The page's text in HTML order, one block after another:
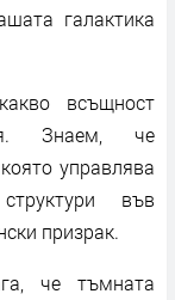
галактика
всъщност
Знаем, че
управлява
във
призрак.
че тъмната